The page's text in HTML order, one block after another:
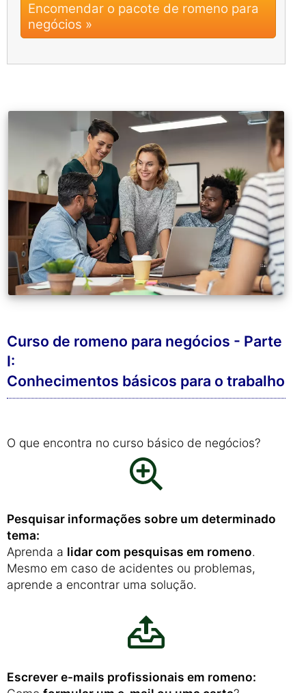
Encomendar o pacote de romeno para
negócios »
Curso de romeno para negócios - Parte
I:
Conhecimentos básicos para o trabalho
O que encontra no curso básico de negócios?
Pesquisar informações sobre um determinado
tema:
Aprenda a lidar com pesquisas em romeno.
Mesmo em caso de acidentes ou problemas,
aprende a encontrar uma solução.
Escrever e-mails profissionais em romeno: